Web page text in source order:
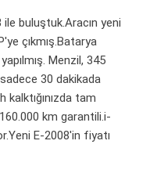
buluştuk.Aracın yeni
çıkmış.Batarya
Menzil, 345
30 dakikada
tam
km garantili.i-
E-2008'in fiyatı